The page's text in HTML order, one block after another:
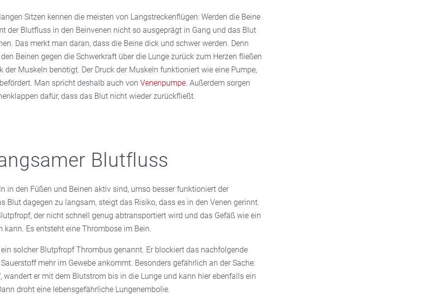
Sitzen kennen die meisten von Langstreckenflügen: Werden die Beine
der Blutfluss in den Beinvenen nicht so ausgeprägt in Gang und das Blut
Das merkt man daran, dass die Beine dick und schwer werden. Denn
Beinen gegen die Schwerkraft über die Lunge zurück zum Herzen fließen
der Muskeln benötigt. Der Druck der Muskeln funktioniert wie eine Pumpe,
Man spricht deshalb auch von Venenpumpe. Außerdem sorgen
dafür, dass das Blut nicht wieder zurückfließt.
Blutfluss
in den Füßen und Beinen aktiv sind, umso besser funktioniert der
Blut dagegen zu langsam, steigt das Risiko, dass es in den Venen gerinnt.
der nicht schnell genug abtransportiert wird und das Gefäß wie ein
kann. Es entsteht eine Thrombose im Bein.
solcher Blutpfropf Thrombus genannt. Er blockiert das nachfolgende
mehr im Gewebe ankommt. Besonders gefährlich an der Sache:
wandert er mit dem Blutstrom bis in die Lunge und kann hier ebenfalls ein
droht eine lebensgefährliche Lungenembolie.